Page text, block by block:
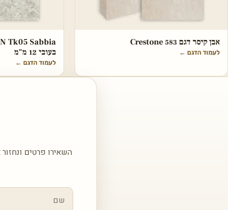
אבן קיסר דגם 583 Crestone
לעמוד הדגם ←
בעובי 12 מ"מ
לעמוד הדגם ←